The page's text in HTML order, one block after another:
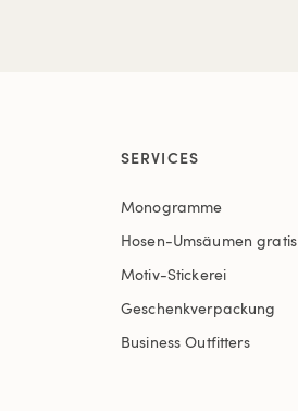
SERVICES
Monogramme
Hosen-Umsäumen gratis
Motiv-Stickerei
Geschenkverpackung
Business Outfitters